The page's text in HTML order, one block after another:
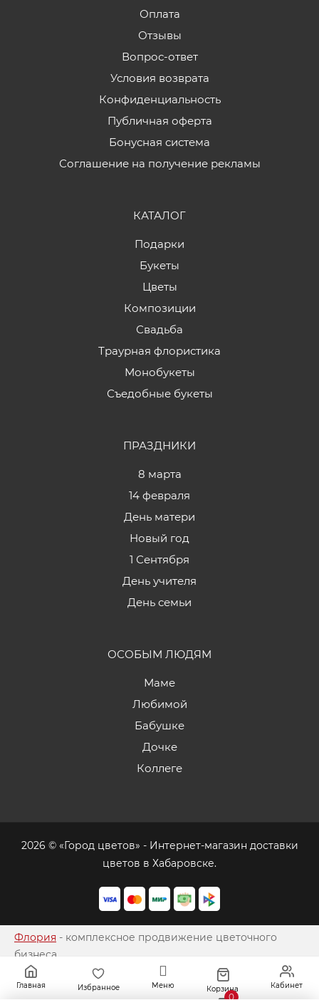
Главная Избранное Меню Корзина
0
Кабинет
Оплата
Отзывы
Вопрос-ответ
Условия возврата
Конфиденциальность
Публичная оферта
Бонусная система
Соглашение на получение рекламы
КАТАЛОГ
Подарки
Букеты
Цветы
Композиции
Свадьба
Траурная флористика
Монобукеты
Съедобные букеты
ПРАЗДНИКИ
8 марта
14 февраля
День матери
Новый год
1 Сентября
День учителя
День семьи
ОСОБЫМ ЛЮДЯМ
Маме
Любимой
Бабушке
Дочке
Коллеге
2026 © «Город цветов» - Интернет-магазин доставки
цветов в Хабаровске.
Флория - комплексное продвижение цветочного
бизнеса